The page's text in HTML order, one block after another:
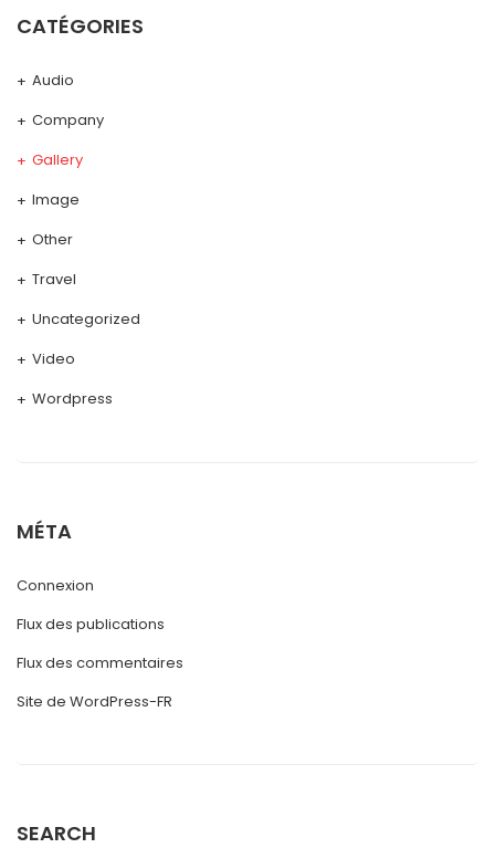
CATÉGORIES
Audio
Company
Gallery
Image
Other
Travel
Uncategorized
Video
Wordpress
MÉTA
Connexion
Flux des publications
Flux des commentaires
Site de WordPress-FR
SEARCH